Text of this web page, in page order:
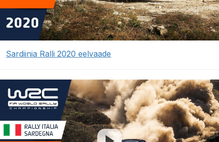
Sardiinia Ralli 2020 eelvaade